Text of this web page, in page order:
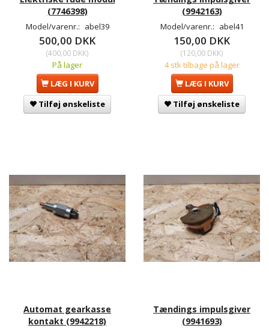
(7746398)
Model/varenr.: abel39
500,00 DKK
(400,00 DKK)
På lager
LÆG I KURV
Tilføj ønskeliste
(9942163)
Model/varenr.: abel41
150,00 DKK
(120,00 DKK)
4 stk tilbage på lager
LÆG I KURV
Tilføj ønskeliste
Automat gearkasse
kontakt (9942218)
Tændings impulsgiver
(9941693)